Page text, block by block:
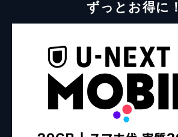
ずっとお得に！